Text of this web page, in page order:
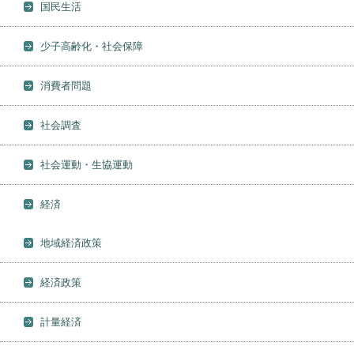
国民生活
少子高齢化・社会保障
消費者問題
社会調査
社会運動・生協運動
経済
地域経済政策
経済政策
計量経済